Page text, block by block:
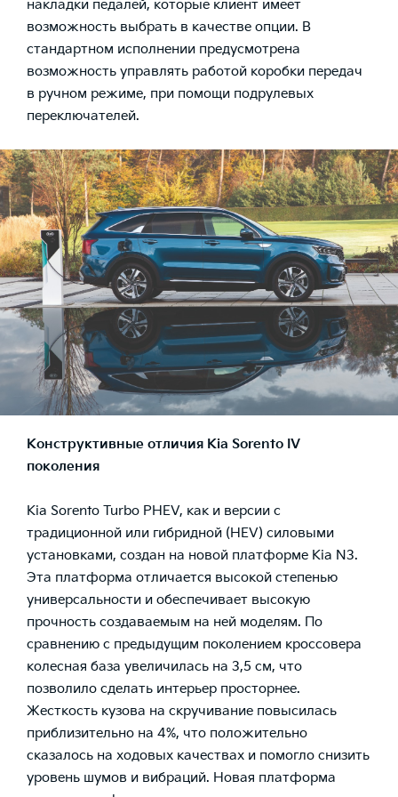
накладки педалей, которые клиент имеет
возможность выбрать в качестве опции. В
стандартном исполнении предусмотрена
возможность управлять работой коробки передач
в ручном режиме, при помощи подрулевых
переключателей.
Конструктивные отличия Kia Sorento IV
поколения
Kia Sorento Turbo PHEV, как и версии с
традиционной или гибридной (HEV) силовыми
установками, создан на новой платформе Kia N3.
Эта платформа отличается высокой степенью
универсальности и обеспечивает высокую
прочность создаваемым на ней моделям. По
сравнению с предыдущим поколением кроссовера
колесная база увеличилась на 3,5 см, что
позволило сделать интерьер просторнее.
Жесткость кузова на скручивание повысилась
приблизительно на 4%, что положительно
сказалось на ходовых качествах и помогло снизить
уровень шумов и вибраций. Новая платформа